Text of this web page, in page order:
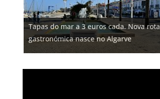
Tapas do mar a 3 euros cada. Nova rota
gastronómica nasce no Algarve